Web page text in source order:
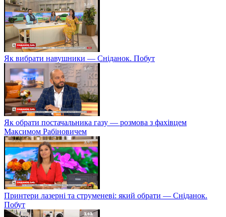
Як вибрати навушники — Сніданок. Побут
Як обрати постачальника газу — розмова з фахівцем
Максимом Рабіновичем
Принтери лазерні та струменеві: який обрати — Сніданок.
Побут